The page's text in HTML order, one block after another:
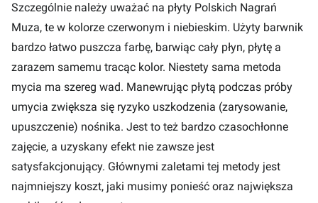
Szczególnie należy uważać na płyty Polskich Nagrań
Muza, te w kolorze czerwonym i niebieskim. Użyty barwnik
bardzo łatwo puszcza farbę, barwiąc cały płyn, płytę a
zarazem samemu tracąc kolor. Niestety sama metoda
mycia ma szereg wad. Manewrując płytą podczas próby
umycia zwiększa się ryzyko uszkodzenia (zarysowanie,
upuszczenie) nośnika. Jest to też bardzo czasochłonne
zajęcie, a uzyskany efekt nie zawsze jest
satysfakcjonujący. Głównymi zaletami tej metody jest
najmniejszy koszt, jaki musimy ponieść oraz największa